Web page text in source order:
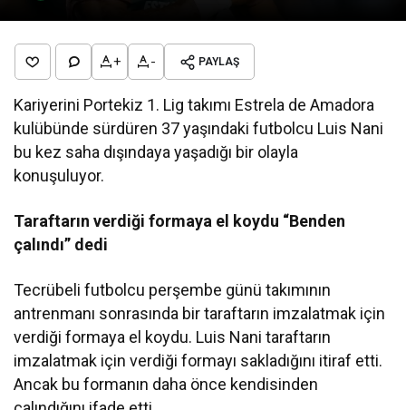
+ - PAYLAŞ
Kariyerini Portekiz 1. Lig takımı Estrela de Amadora
kulübünde sürdüren 37 yaşındaki futbolcu Luis Nani
bu kez saha dışındaya yaşadığı bir olayla
konuşuluyor.
Taraftarın verdiği formaya el koydu “Benden
çalındı” dedi
Tecrübeli futbolcu perşembe günü takımının
antrenmanı sonrasında bir taraftarın imzalatmak için
verdiği formaya el koydu. Luis Nani taraftarın
imzalatmak için verdiği formayı sakladığını itiraf etti.
Ancak bu formanın daha önce kendisinden